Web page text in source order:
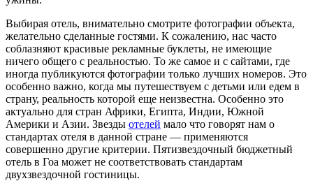
Выбирая отель, внимательно смотрите фотографии объекта,
желательно сделанные гостями. К сожалению, нас часто
соблазняют красивые рекламные буклеты, не имеющие
ничего общего с реальностью. То же самое и с сайтами, где
иногда публикуются фотографии только лучших номеров. Это
особенно важно, когда мы путешествуем с детьми или едем в
страну, реальность которой еще неизвестна. Особенно это
актуально для стран Африки, Египта, Индии, Южной
Америки и Азии. Звезды отелей мало что говорят нам о
стандартах отеля в данной стране — применяются
совершенно другие критерии. Пятизвездочный бюджетный
отель в Гоа может не соответствовать стандартам
двухзвездочной гостиницы.